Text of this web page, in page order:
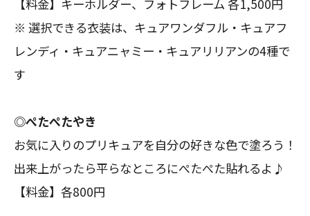
【料金】キーホルダー、フォトフレーム 各1,500円
※ 選択できる衣装は、キュアワンダフル・キュアフ
レンディ・キュアニャミー・キュアリリアンの4種で
す
◎ぺたぺたやき
お気に入りのプリキュアを自分の好きな色で塗ろう！
出来上がったら平らなところにぺたぺた貼れるよ♪
【料金】各800円